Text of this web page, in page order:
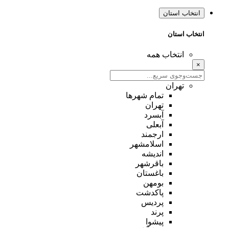
انتخاب استان
انتخاب استان
انتخاب همه
×
تهران
تمام شهر‌ها
تهران
آبسرد
آبعلی
ارجمند
اسلامشهر
اندیشه
باقرشهر
باغستان
بومهن
پاکدشت
پردیس
پرند
پیشوا